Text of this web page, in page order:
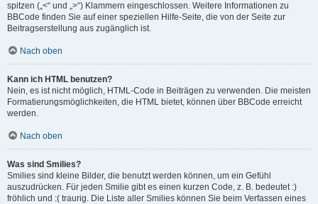
spitzen („<“ und „>“) Klammern eingeschlossen. Weitere Informationen zu
BBCode finden Sie auf einer speziellen Hilfe-Seite, die von der Seite zur
Beitragserstellung aus zugänglich ist.
Nach oben
Kann ich HTML benutzen?
Nein, es ist nicht möglich, HTML-Code in Beiträgen zu verwenden. Die meisten
Formatierungsmöglichkeiten, die HTML bietet, können über BBCode erreicht
werden.
Nach oben
Was sind Smilies?
Smilies sind kleine Bilder, die benutzt werden können, um ein Gefühl
auszudrücken. Für jeden Smilie gibt es einen kurzen Code, z. B. bedeutet :)
fröhlich und :( traurig. Die Liste aller Smilies können Sie beim Verfassen eines